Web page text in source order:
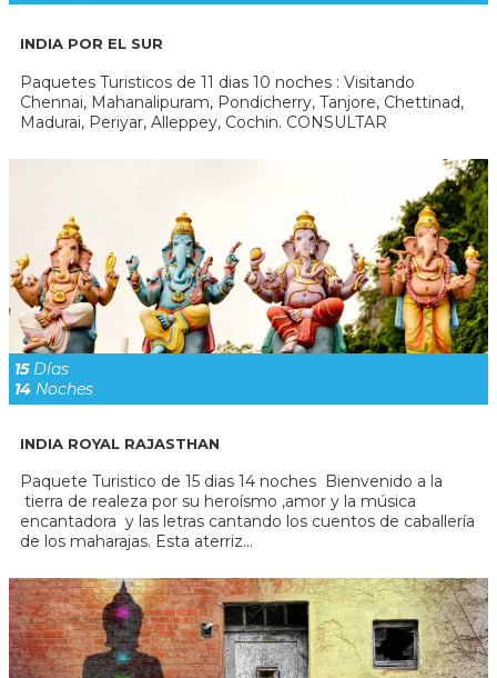
INDIA POR EL SUR
Paquetes Turisticos de 11 dias 10 noches : Visitando
Chennai, Mahanalipuram, Pondicherry, Tanjore, Chettinad,
Madurai, Periyar, Alleppey, Cochin. CONSULTAR
15Días
14 Noches
INDIA ROYAL RAJASTHAN
Paquete Turistico de 15 dias 14 noches Bienvenido a la
tierra de realeza por su heroísmo ,amor y la música
encantadora y las letras cantando los cuentos de caballería
de los maharajas. Esta aterriz...